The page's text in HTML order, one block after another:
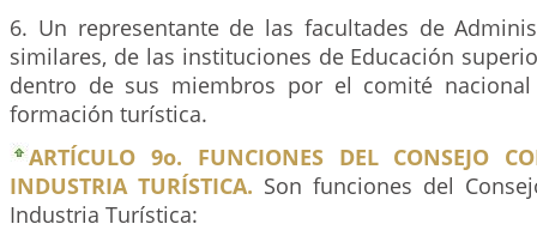
6. Un representante de las facultades de
similares, de las instituciones de Educación
dentro de sus miembros por el comité
formación turística.
ARTÍCULO 9o. FUNCIONES DEL CONSEJO
INDUSTRIA TURÍSTICA. Son funciones del
Industria Turística: